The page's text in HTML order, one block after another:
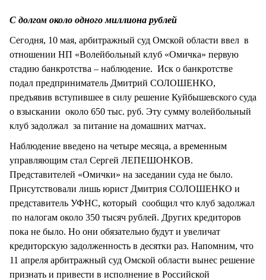
С долгом около одного миллиона рублей
Сегодня, 10 мая, арбитражный суд Омской области ввел в
отношении НП «Волейбольный клуб «Омичка» первую
стадию банкротства – наблюдение. Иск о банкротстве
подал предприниматель Дмитрий СОЛОШЕНКО,
предъявив вступившее в силу решение Куйбышевского суда
о взыскании около 650 тыс. руб. Эту сумму волейбольный
клуб задолжал за питание на домашних матчах.
Наблюдение введено на четыре месяца, а временным
управляющим стал Сергей ЛЕПЕШОНКОВ.
Представителей «Омички» на заседании суда не было.
Присутствовали лишь юрист Дмитрия СОЛОШЕНКО и
представитель УФНС, который сообщил что клуб задолжал
по налогам около 350 тысяч рублей. Других кредиторов
пока не было. Но они обязательно будут и увеличат
кредиторскую задолженность в десятки раз. Напомним, что
11 апреля арбитражный суд Омской области вынес решение
признать и привести в исполнение в Российской